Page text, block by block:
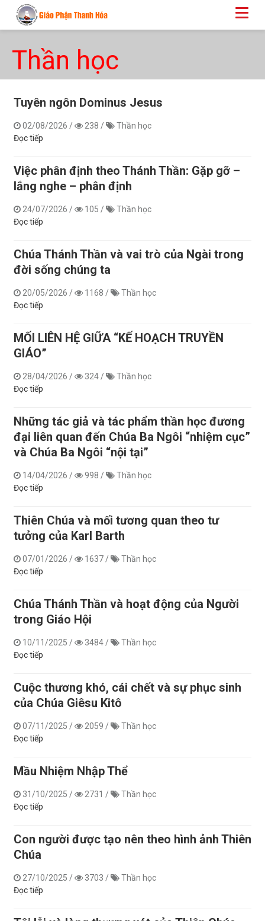
Thần học
Tuyên ngôn Dominus Jesus
02/08/2026 / 238 /
Thần học
Đọc tiếp
Việc phân định theo Thánh Thần: Gặp gỡ –
lắng nghe – phân định
24/07/2026 / 105 /
Thần học
Đọc tiếp
Chúa Thánh Thần và vai trò của Ngài trong
đời sống chúng ta
20/05/2026 / 1168 /
Thần học
Đọc tiếp
MỐI LIÊN HỆ GIỮA “KẾ HOẠCH TRUYỀN
GIÁO”
28/04/2026 / 324 /
Thần học
Đọc tiếp
Những tác giả và tác phẩm thần học đương
đại liên quan đến Chúa Ba Ngôi “nhiệm cục”
và Chúa Ba Ngôi “nội tại”
14/04/2026 / 998 /
Thần học
Đọc tiếp
Thiên Chúa và mối tương quan theo tư
tưởng của Karl Barth
07/01/2026 / 1637 /
Thần học
Đọc tiếp
Chúa Thánh Thần và hoạt động của Người
trong Giáo Hội
10/11/2025 / 3484 /
Thần học
Đọc tiếp
Cuộc thương khó, cái chết và sự phục sinh
của Chúa Giêsu Kitô
07/11/2025 / 2059 /
Thần học
Đọc tiếp
Mầu Nhiệm Nhập Thể
31/10/2025 / 2731 /
Thần học
Đọc tiếp
Con người được tạo nên theo hình ảnh Thiên
Chúa
27/10/2025 / 3703 /
Thần học
Đọc tiếp